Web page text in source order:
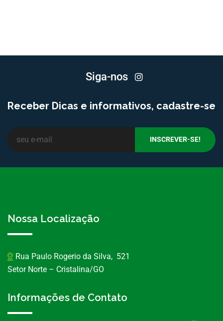
Siga-nos
Receber Dicas e informativos, cadastre-se
Nossa Localização
Rua Paulo Rogerio da Silva, 521
Setor Norte – Cristalina/GO
Informações de Contato